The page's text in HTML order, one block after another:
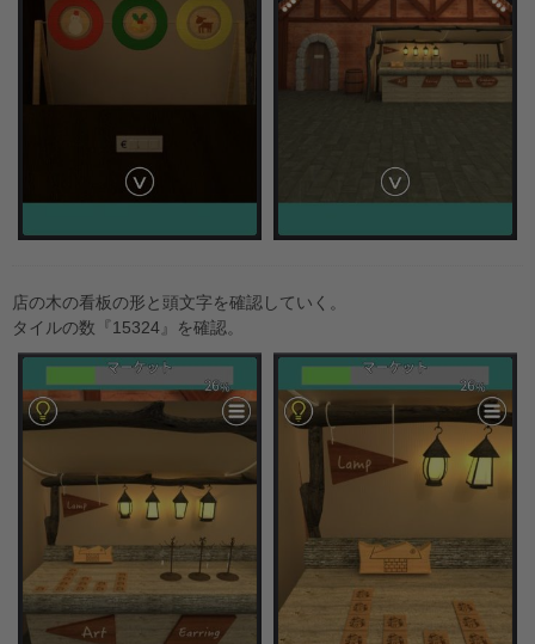
店の木の看板の形と頭文字を確認していく。
タイルの数『15324』を確認。